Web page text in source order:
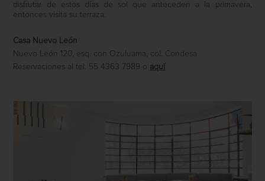
disfrutar de estos días de sol que anteceden a la primavera,
entonces visita su terraza.
Casa Nuevo León
Nuevo León 120, esq. con Ozuluama, col. Condesa
Reservaciones al tel. 55 4363 7989 o aquí